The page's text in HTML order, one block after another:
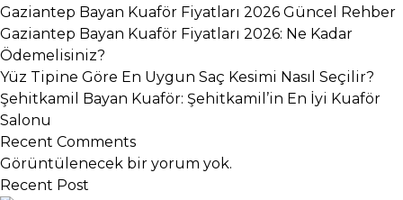
Gaziantep Bayan Kuaför Fiyatları 2026 Güncel Rehber
Gaziantep Bayan Kuaför Fiyatları 2026: Ne Kadar
Ödemelisiniz?
Yüz Tipine Göre En Uygun Saç Kesimi Nasıl Seçilir?
Şehitkamil Bayan Kuaför: Şehitkamil’in En İyi Kuaför
Salonu
Recent Comments
Görüntülenecek bir yorum yok.
Recent Post